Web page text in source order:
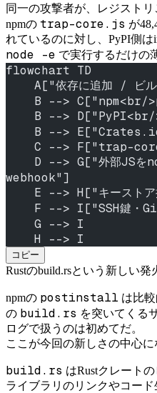
同一の攻撃者が、レジスト
npmの trap-core.js が
れているのに対し、PyPI側は
node -e で実行するだけの
flowchart TD
A["依存に追加 /
B -->
B -->
B -->
C --> F["trap-
webhook"]
E --> H["キース
F --> I["SSH鍵
    G --> I
    H --> I
コピー
Rustのbuild.rsという新しい発
npmの postinstall は比
の build.rs を突いてくる
ログで扱うのは初めてだ。
ここが今回の新しさの中心に
build.rs はRustクレート
ライブラリのリンクやコー